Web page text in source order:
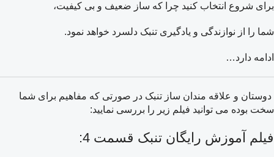
برای شروع انتخاب کنید چرا که ساز ضعیف و بی کیفیت،
شما را از نوازندگی و یادگیری تنبک دلسرد خواهد نمود.
ادامه دارد…
دوستان و علاقه مندان ساز تنبک در صورتی که مفاهیم برای شما
سخت بوده می توانید فیلم زیر را بررسی نمایید:
فیلم آموزش رایگان تنبک قسمت 4: